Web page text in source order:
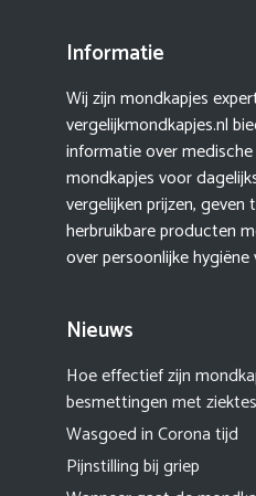
Informatie
Wij zijn mondkapjes
vergelijkmondkapjes.nl
informatie over
mondkapjes voor
vergelijken prijzen,
herbruikbare producten
over persoonlijke
Nieuws
Hoe effectief zijn
besmettingen met
Wasgoed in Corona tijd
Pijnstilling bij griep